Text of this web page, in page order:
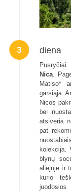
3 diena
Nica .
Matiso*
garsiąja
Nicos
bei
atsiveria
pat
kolekcija.
blynų
aliejuje ir
kurio